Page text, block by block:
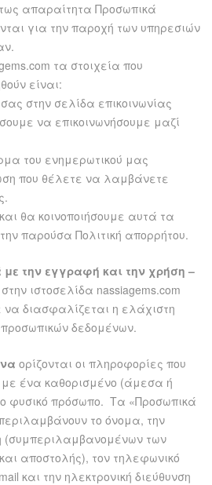
απαραίτητα Προσωπικά
για την παροχή των υπηρεσιών
τα στοιχεία που
είναι:
στην σελίδα επικοινωνίας
να επικοινωνήσουμε μαζί
του ενημερωτικού μας
που θέλετε να λαμβάνετε
θα κοινοποιήσουμε αυτά τα
παρούσα Πολιτική απορρήτου.
την εγγραφή και την χρήση –
ιστοσελίδα nassiagems.com
να διασφαλίζεται η ελάχιστη
δεδομένων.
ορίζονται οι πληροφορίες που
ένα καθορισμένο (άμεσα ή
φυσικό πρόσωπο. Τα «Προσωπικά
το όνομα, την
(συμπεριλαμβανομένων των
αποστολής), τον τηλεφωνικό
και την ηλεκτρονική διεύθυνση